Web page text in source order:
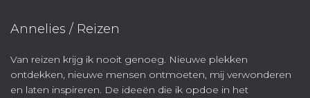
Annelies / Reizen
Van reizen krijg ik nooit genoeg. Nieuwe plekken
ontdekken, nieuwe mensen ontmoeten, mij verwonderen
en laten inspireren. De ideeën die ik opdoe in het